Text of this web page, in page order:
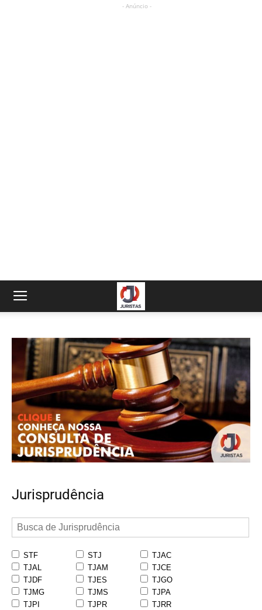
- Anúncio -
Jurisprudência
STF STJ
TJAC
TJAL
TJAM
TJCE
TJDF
TJES
TJGO
TJMG
TJMS
TJPA
TJPI
TJPR
TJRR